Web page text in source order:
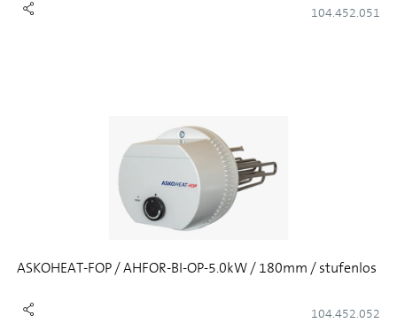
104.452.051
ASKOHEAT-FOP / AHFOR-BI-OP-5.0kW / 180mm / stufenlos
104.452.052